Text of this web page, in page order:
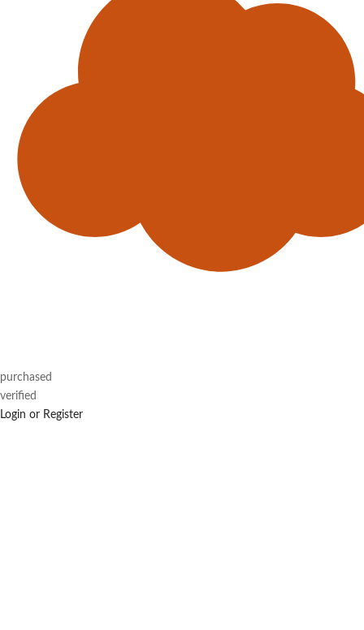
purchased
verified
Login or Register